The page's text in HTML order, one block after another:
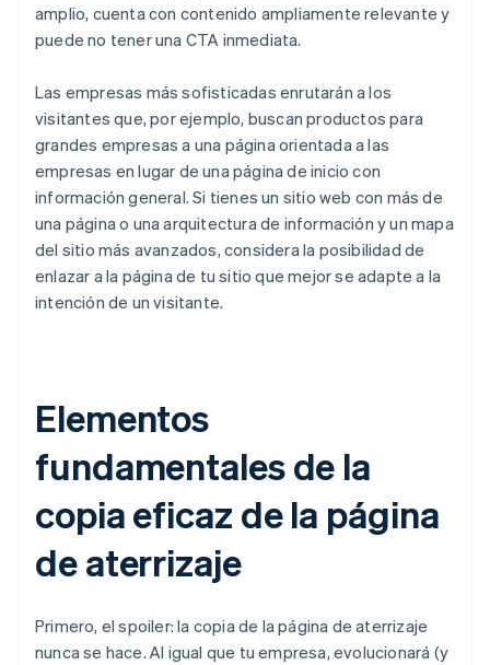
amplio, cuenta con contenido ampliamente relevante y
puede no tener una CTA inmediata.
Las empresas más sofisticadas enrutarán a los
visitantes que, por ejemplo, buscan productos para
grandes empresas a una página orientada a las
empresas en lugar de una página de inicio con
información general. Si tienes un sitio web con más de
una página o una arquitectura de información y un mapa
del sitio más avanzados, considera la posibilidad de
enlazar a la página de tu sitio que mejor se adapte a la
intención de un visitante.
Elementos
fundamentales de la
copia eficaz de la página
de aterrizaje
Primero, el spoiler: la copia de la página de aterrizaje
nunca se hace. Al igual que tu empresa, evolucionará (y